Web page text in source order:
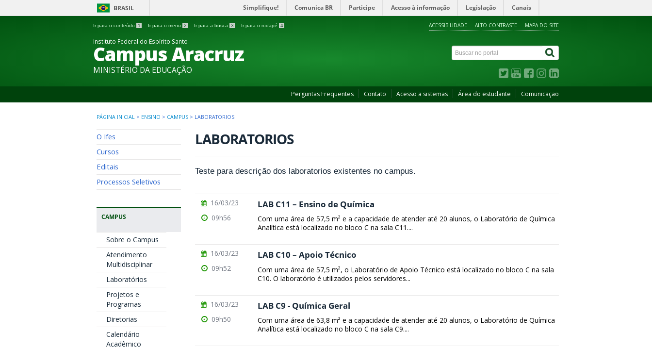
BRASIL Simplifique! Comunica BR Participe Acesso à informação Legislação Canais
Ir para o conteúdo 1 Ir para o menu 2 Ir para a busca 3 Ir para o rodapé 4 ACESSIBILIDADE ALTO CONTRASTE MAPA DO SITE
Instituto Federal do Espírito Santo
Campus Aracruz
MINISTÉRIO DA EDUCAÇÃO
Perguntas Frequentes Contato Acesso a sistemas Área do estudante Comunicação
PÁGINA INICIAL > ENSINO > CAMPUS > LABORATORIOS
O Ifes
Cursos
Editais
Processos Seletivos
CAMPUS
Sobre o Campus
Atendimento
Multidisciplinar
Laboratórios
Projetos e
Programas
Diretorias
Calendário
Acadêmico
LABORATORIOS
Teste para descrição dos laboratorios existentes no campus.
LAB C11 – Ensino de Química
Com uma área de 57,5 m² e a capacidade de atender até 20 alunos, o Laboratório de Química
Analítica está localizado no bloco C na sala C11....
16/03/23
09h56
LAB C10 – Apoio Técnico
Com uma área de 57,5 m², o Laboratório de Apoio Técnico está localizado no bloco C na sala
C10. O laboratório é utilizados pelos servidores...
16/03/23
09h52
LAB C9 - Química Geral
Com uma área de 63,8 m² e a capacidade de atender até 20 alunos, o Laboratório de Química
Analítica está localizado no bloco C na sala C9....
16/03/23
09h50